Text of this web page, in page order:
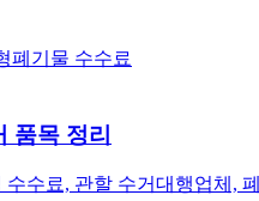
폐기물 수수료
품목 정리
수료, 관할 수거대행업체,